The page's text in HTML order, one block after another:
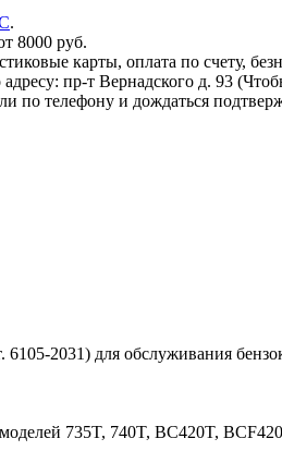
.
8000 руб.
карты, оплата по счету,
пр-т Вернадского д. 93
по телефону и дождаться
2031) для обслуживания
735T, 740T, BC420T,